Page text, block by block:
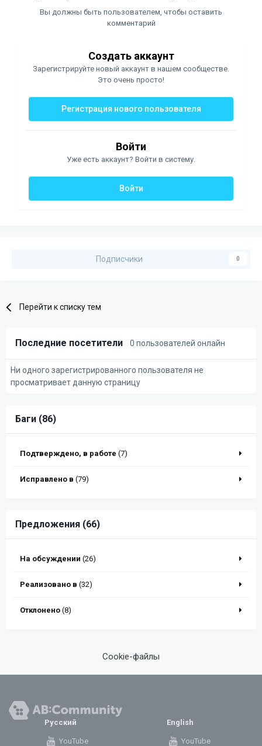
Вы должны быть пользователем, чтобы оставить
комментарий
Создать аккаунт
Зарегистрируйте новый аккаунт в нашем сообществе.
Это очень просто!
Регистрация нового пользователя
Войти
Уже есть аккаунт? Войти в систему.
Войти
Подписчики 0
Перейти к списку тем
Последние посетители 0 пользователей онлайн
Ни одного зарегистрированного пользователя не
просматривает данную страницу
Баги (86)
Подтверждено, в работе (7)
Исправлено в (79)
Предложения (66)
На обсуждении (26)
Реализовано в (32)
Отклонено (8)
Cookie-файлы
Русский
YouTube
English
YouTube